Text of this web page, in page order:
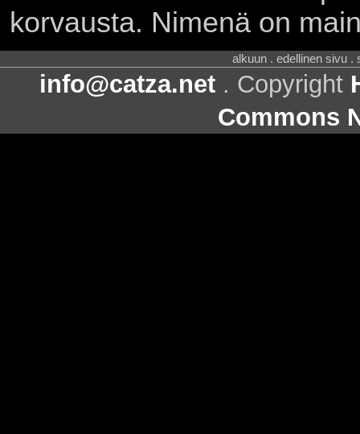
korvausta. Nimenä on
alkuun . edellinen sivu .
info@catza.net . Copyright
Commons